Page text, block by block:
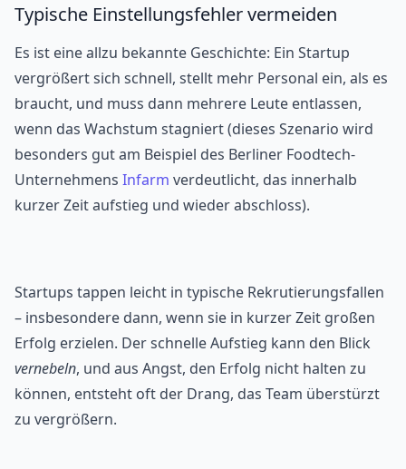
Typische Einstellungs­fehler vermeiden
Es ist eine allzu bekannte Geschichte: Ein Startup
vergrößert sich schnell, stellt mehr Personal ein, als es
braucht, und muss dann mehrere Leute entlassen,
wenn das Wachstum stagniert (dieses Szenario wird
besonders gut am Beispiel des Berliner Foodtech-
Unternehmens Infarm verdeutlicht, das innerhalb
kurzer Zeit aufstieg und wieder abschloss).
Startups tappen leicht in typische Rekrutierungsfallen
– insbesondere dann, wenn sie in kurzer Zeit großen
Erfolg erzielen. Der schnelle Aufstieg kann den Blick
vernebeln, und aus Angst, den Erfolg nicht halten zu
können, entsteht oft der Drang, das Team überstürzt
zu vergrößern.